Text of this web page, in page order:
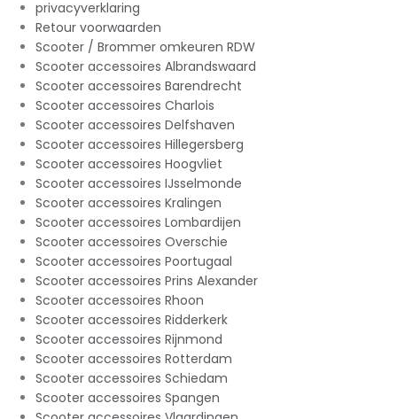
privacyverklaring
Retour voorwaarden
Scooter / Brommer omkeuren RDW
Scooter accessoires Albrandswaard
Scooter accessoires Barendrecht
Scooter accessoires Charlois
Scooter accessoires Delfshaven
Scooter accessoires Hillegersberg
Scooter accessoires Hoogvliet
Scooter accessoires IJsselmonde
Scooter accessoires Kralingen
Scooter accessoires Lombardijen
Scooter accessoires Overschie
Scooter accessoires Poortugaal
Scooter accessoires Prins Alexander
Scooter accessoires Rhoon
Scooter accessoires Ridderkerk
Scooter accessoires Rijnmond
Scooter accessoires Rotterdam
Scooter accessoires Schiedam
Scooter accessoires Spangen